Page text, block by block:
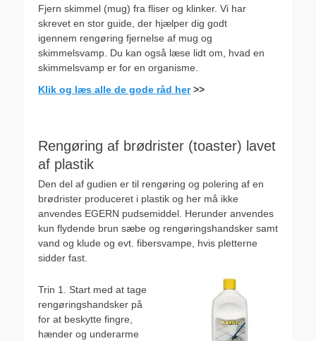
Fjern skimmel (mug) fra fliser og klinker. Vi har
skrevet en stor guide, der hjælper dig godt
igennem rengøring fjernelse af mug og
skimmelsvamp. Du kan også læse lidt om, hvad en
skimmelsvamp er for en organisme.
Klik og læs alle de gode råd her>>
Rengøring af brødrister (toaster) lavet
af plastik
Den del af gudien er til rengøring og polering af en
brødrister produceret i plastik og her må ikke
anvendes EGERN pudsemiddel. Herunder anvendes
kun flydende brun sæbe og rengøringshandsker samt
vand og klude og evt. fibersvampe, hvis pletterne
sidder fast.
Trin 1. Start med at tage
rengøringshandsker på
for at beskytte fingre,
hænder og underarme